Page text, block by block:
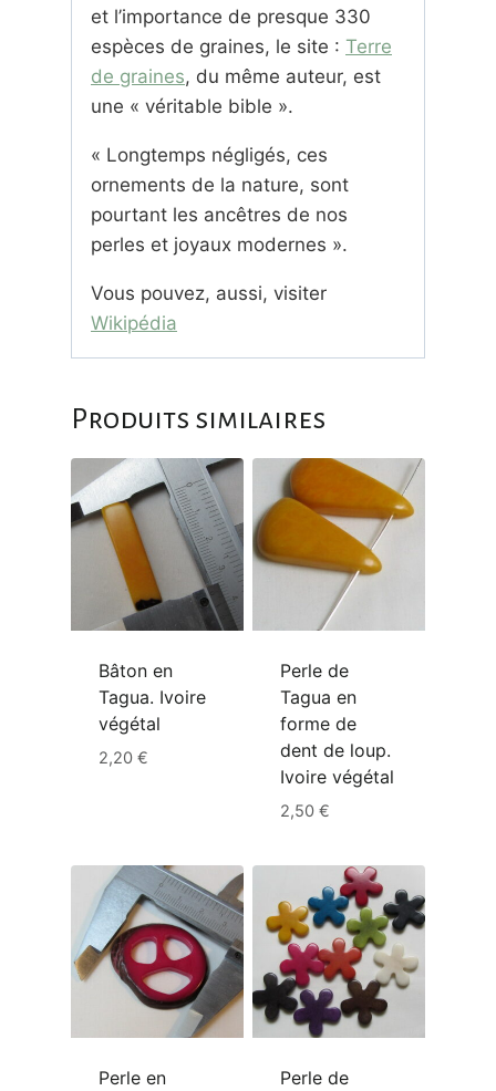
et l’importance de presque 330
espèces de graines, le site : Terre
de graines, du même auteur, est
une « véritable bible ».
« Longtemps négligés, ces
ornements de la nature, sont
pourtant les ancêtres de nos
perles et joyaux modernes ».
Vous pouvez, aussi, visiter
Wikipédia
Produits similaires
Bâton en
Tagua. Ivoire
végétal
2,20 €
Perle de
Tagua en
forme de
dent de loup.
Ivoire végétal
2,50 €
Perle en
Perle de